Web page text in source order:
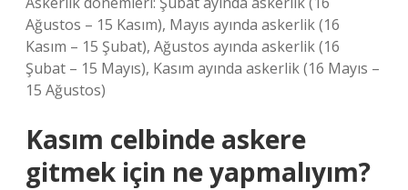
Ağustos – 15 Kasım), Mayıs ayında askerlik (16
Kasım – 15 Şubat), Ağustos ayında askerlik (16
Şubat – 15 Mayıs), Kasım ayında askerlik (16 Mayıs –
15 Ağustos)
Kasım celbinde askere
gitmek için ne yapmalıyım?